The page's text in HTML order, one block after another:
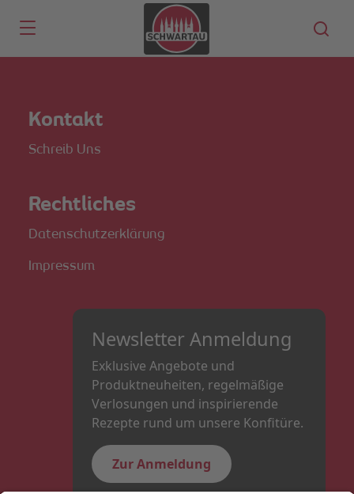
Kontakt
Schreib Uns
Rechtliches
Datenschutzerklärung
Impressum
Newsletter Anmeldung
Exklusive Angebote und
Produktneuheiten, regelmäßige
Verlosungen und inspirierende
Rezepte rund um unsere Konfitüre.
Zur Anmeldung